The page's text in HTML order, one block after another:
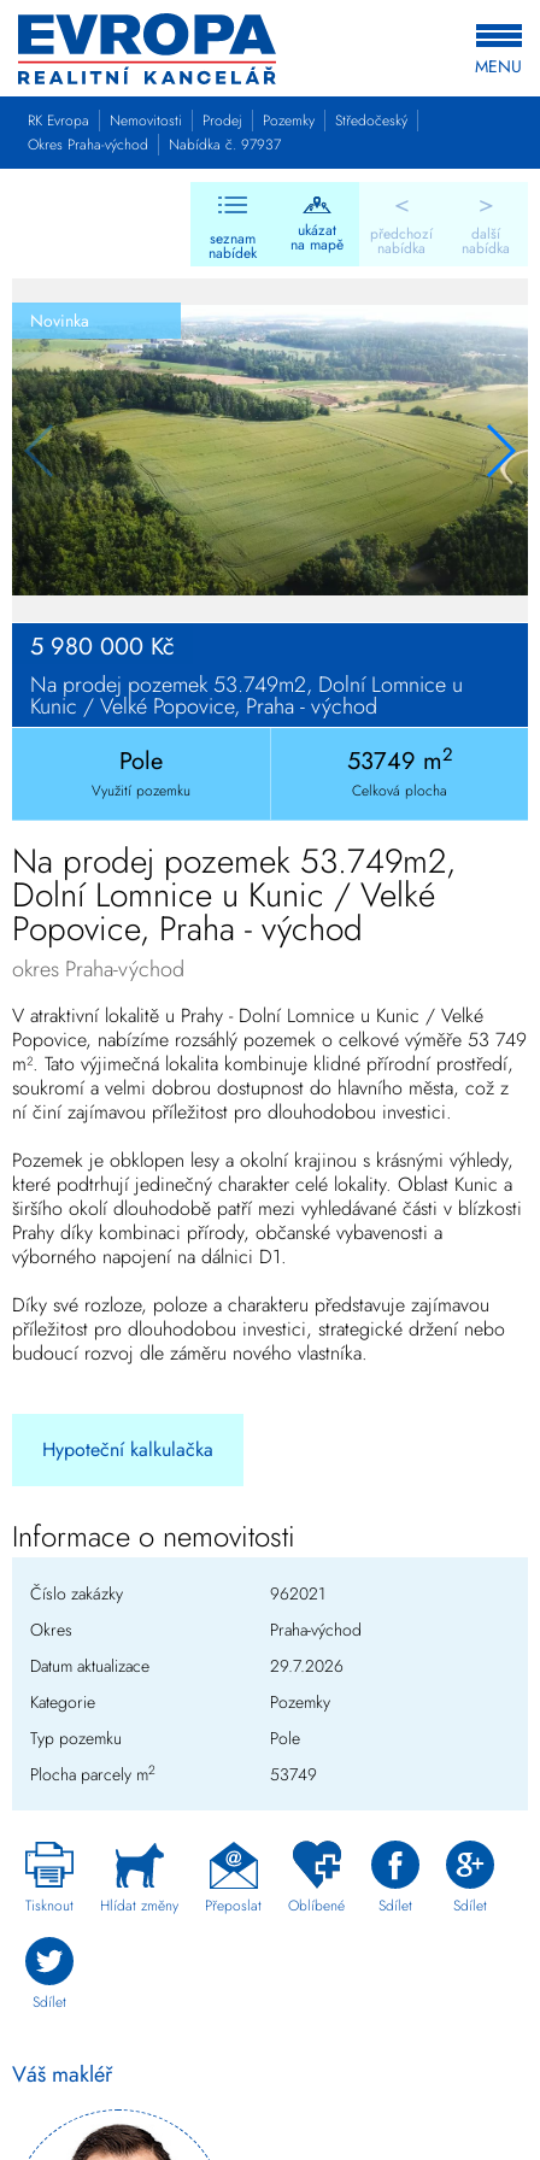
MENU
RK Evropa Nemovitosti Prodej Pozemky
Středočeský
Okres Praha-východ
Nabídka č. 97937
<
předchozí
nabídka
seznam
nabídek
ukázat
na mapě
>
další
nabídka
Novinka
5 980 000 Kč
Na prodej pozemek 53.749m2, Dolní Lomnice u
Kunic / Velké Popovice, Praha - východ
Pole
Využití pozemku
53749 m2
Celková plocha
Na prodej pozemek 53.749m2,
Dolní Lomnice u Kunic / Velké
Popovice, Praha - východ
okres Praha-východ
V atraktivní lokalitě u Prahy - Dolní Lomnice u Kunic / Velké
Popovice, nabízíme rozsáhlý pozemek o celkové výměře 53 749
m². Tato výjimečná lokalita kombinuje klidné přírodní prostředí,
soukromí a velmi dobrou dostupnost do hlavního města, což z
ní činí zajímavou příležitost pro dlouhodobou investici.
Pozemek je obklopen lesy a okolní krajinou s krásnými výhledy,
které podtrhují jedinečný charakter celé lokality. Oblast Kunic a
širšího okolí dlouhodobě patří mezi vyhledávané části v blízkosti
Prahy díky kombinaci přírody, občanské vybavenosti a
výborného napojení na dálnici D1.
Díky své rozloze, poloze a charakteru představuje zajímavou
příležitost pro dlouhodobou investici, strategické držení nebo
budoucí rozvoj dle záměru nového vlastníka.
Hypoteční kalkulačka
Informace o nemovitosti
Číslo zakázky
962021
Okres
Praha-východ
Datum aktualizace
29.7.2026
Kategorie
Pozemky
Typ pozemku
Pole
Plocha parcely m2 53749
Tisknout Hlídat změny Přeposlat Oblíbené Sdílet Sdílet
Sdílet
Váš makléř